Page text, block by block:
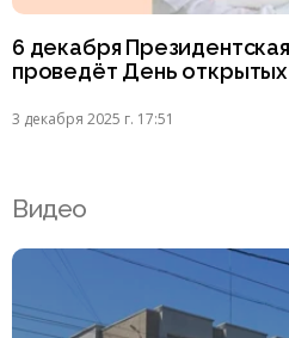
6 декабря
проведёт День
3 декабря 2025 г. 17:51
Видео